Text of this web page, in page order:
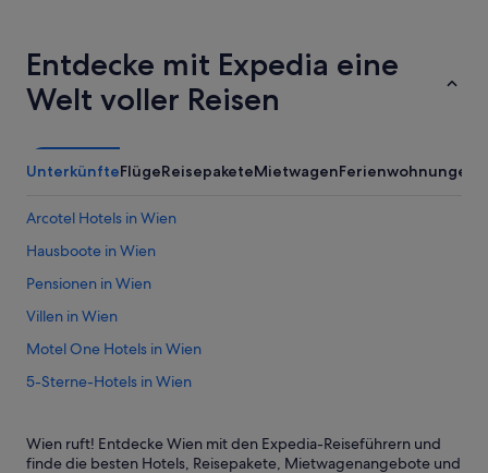
Entdecke mit Expedia eine
Welt voller Reisen
UnterkünfteFlügeReisepaketeMietwagenFerienwohnungen
Arcotel Hotels in Wien
Hausboote in Wien
Pensionen in Wien
Villen in Wien
Motel One Hotels in Wien
5-Sterne-Hotels in Wien
Hotels mit Whirlpool in Wien
Wien ruft! Entdecke Wien mit den Expedia-Reiseführern und
finde die besten Hotels, Reisepakete, Mietwagenangebote und